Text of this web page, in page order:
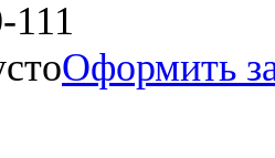
111
Оформить